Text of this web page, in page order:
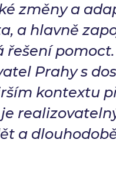
změny a
a hlavně
Prahy s
kontextu
a